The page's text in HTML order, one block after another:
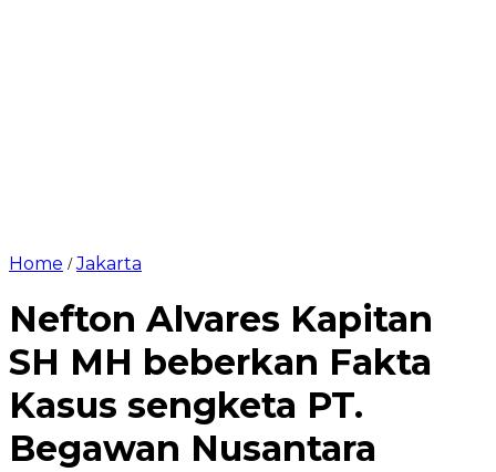
Home /Jakarta
Nefton Alvares Kapitan
SH MH beberkan Fakta
Kasus sengketa PT.
Begawan Nusantara